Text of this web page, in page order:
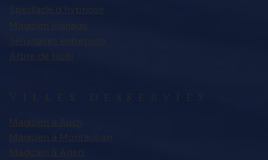
Spectacle d'hypnose
Séminaires entreprise
Arbre de Noël
Villes desservies
Magicien à Auch
Magicien à Montauban
Magicien à Agen